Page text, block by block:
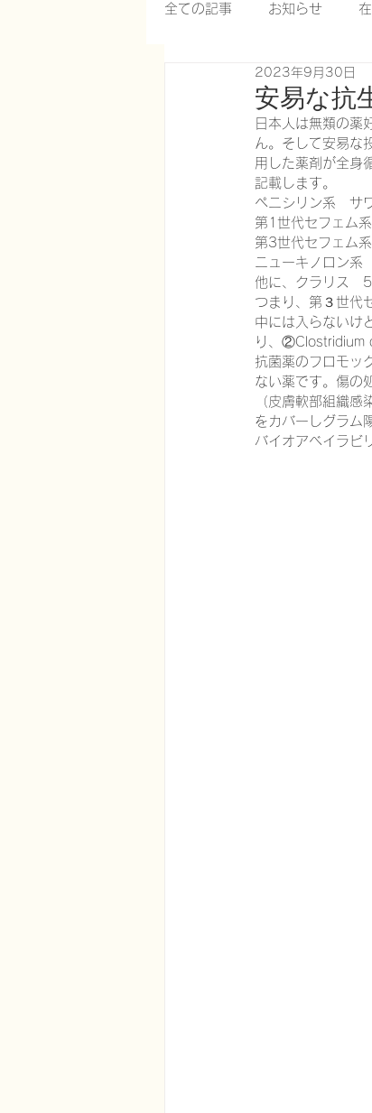
全ての記事 お知らせ
栄養管理を科学する
がん緩和ケア医療を科学す
慢性難治性疼痛に対する脊
在宅医療におけるエコーを
在宅医療における認知症治療
エビデンスに基づく健康情
安易な抗
2023年9月30日
日本人は無類の薬
ん。そして安易な
用した薬剤が全身
記載します。
ペニシリン系　サ
第1世代セフェム
第3世代セフェム
ニューキノロン系
他に、クラリス
つまり、第３世代
中には入らないけ
り、②Clostridium
抗菌薬のフロモッ
ない薬です。傷の
（皮膚軟部組織
をカバーしグラム
バイオアベイラビ